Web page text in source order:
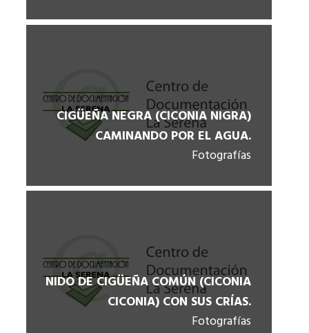
CIGÜEÑA NEGRA (CICONIA NIGRA)
CAMINANDO POR EL AGUA.
Fotografías
NIDO DE CIGÜEÑA COMÚN (CICONIA
CICONIA) CON SUS CRÍAS.
Fotografías